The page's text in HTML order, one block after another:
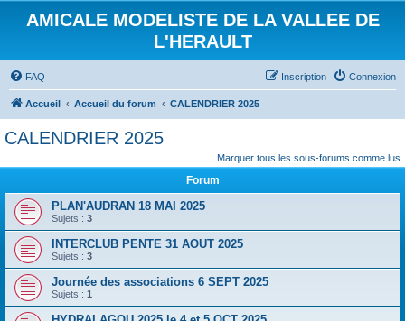
AMICALE MODELISTE DE LA VALLEE DE
L'HERAULT
FAQ Connexion
Inscription
Accueil Accueil du forum CALENDRIER 2025
CALENDRIER 2025
Marquer tous les sous-forums comme lus
Forum
PLAN'AUDRAN 18 MAI 2025
Sujets : 3
INTERCLUB PENTE 31 AOUT 2025
Sujets : 3
Journée des associations 6 SEPT 2025
Sujets : 1